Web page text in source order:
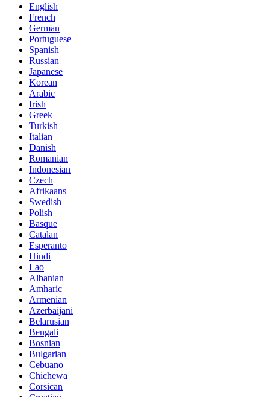
English
French
German
Portuguese
Spanish
Russian
Japanese
Korean
Arabic
Irish
Greek
Turkish
Italian
Danish
Romanian
Indonesian
Czech
Afrikaans
Swedish
Polish
Basque
Catalan
Esperanto
Hindi
Lao
Albanian
Amharic
Armenian
Azerbaijani
Belarusian
Bengali
Bosnian
Bulgarian
Cebuano
Chichewa
Corsican